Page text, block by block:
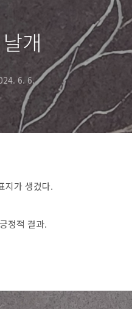
개
6. 6.
지가 생겼다.
정적 결과.